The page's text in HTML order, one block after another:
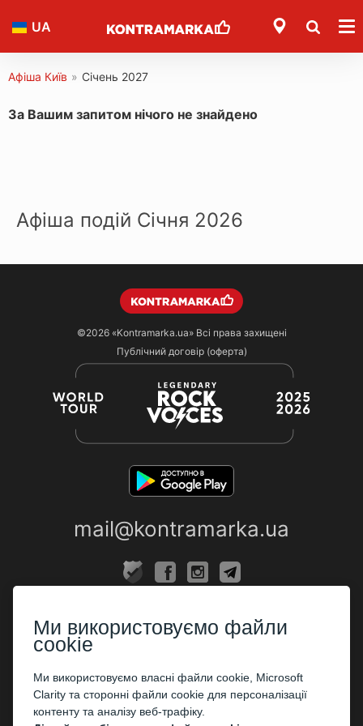
UA
Афіша Київ » Січень 2027
За Вашим запитом нічого не знайдено
Афіша подій Січня 2026
©2026 «Kontramarka.ua»Всі права захищені
Публічний договір (оферта)
mail@kontramarka.ua
Каси
ПАРТНЕРАМ
Організаторам
Ми використовуємо файли
cookie
Ми використовуємо власні файли cookie, Microsoft
Clarity та сторонні файли cookie для персоналізації
контенту та аналізу веб-трафіку.